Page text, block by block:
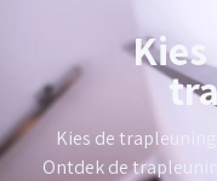
Kies
Kies de
Ontdek de